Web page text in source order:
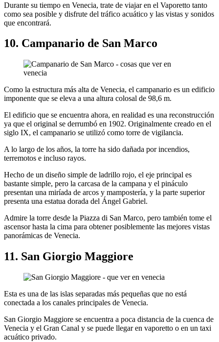
Durante su tiempo en Venecia, trate de viajar en el Vaporetto tanto
como sea posible y disfrute del tráfico acuático y las vistas y sonidos
que encontrará.
10. Campanario de San Marco
Como la estructura más alta de Venecia, el campanario es un edificio
imponente que se eleva a una altura colosal de 98,6 m.
El edificio que se encuentra ahora, en realidad es una reconstrucción
ya que el original se derrumbó en 1902. Originalmente creado en el
siglo IX, el campanario se utilizó como torre de vigilancia.
A lo largo de los años, la torre ha sido dañada por incendios,
terremotos e incluso rayos.
Hecho de un diseño simple de ladrillo rojo, el eje principal es
bastante simple, pero la carcasa de la campana y el pináculo
presentan una miríada de arcos y mampostería, y la parte superior
presenta una estatua dorada del Ángel Gabriel.
Admire la torre desde la Piazza di San Marco, pero también tome el
ascensor hasta la cima para obtener posiblemente las mejores vistas
panorámicas de Venecia.
11. San Giorgio Maggiore
Esta es una de las islas separadas más pequeñas que no está
conectada a los canales principales de Venecia.
San Giorgio Maggiore se encuentra a poca distancia de la cuenca de
Venecia y el Gran Canal y se puede llegar en vaporetto o en un taxi
acuático privado.